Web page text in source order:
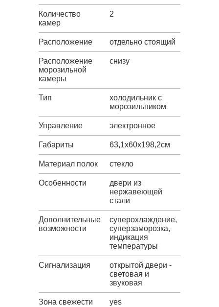
Количество
камер
2
Расположение отдельно стоящий
Расположение
морозильной
камеры
снизу
Тип
холодильник с
морозильником
Управление электронное
Габариты 63,1х60х198,2см
Материал полок стекло
Особенности
двери из
нержавеющей
стали
Дополнительные
возможности
суперохлаждение,
суперзаморозка,
индикация
температуры
Сигнализация
открытой двери -
световая и
звуковая
Зона свежести yes